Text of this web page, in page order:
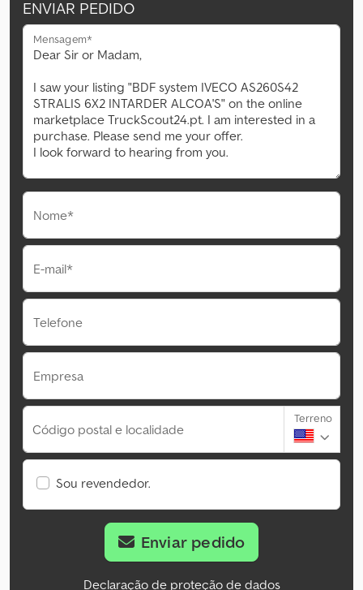
ENVIAR PEDIDO
Mensagem*
Nome*
E-mail*
Telefone
Empresa
Código postal e localidade
Terreno
Sou revendedor.
Enviar pedido
Declaração de proteção de dados